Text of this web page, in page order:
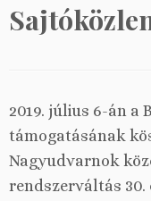
2019. július 6-án a
támogatásának
Nagyudvarnok
rendszerváltás